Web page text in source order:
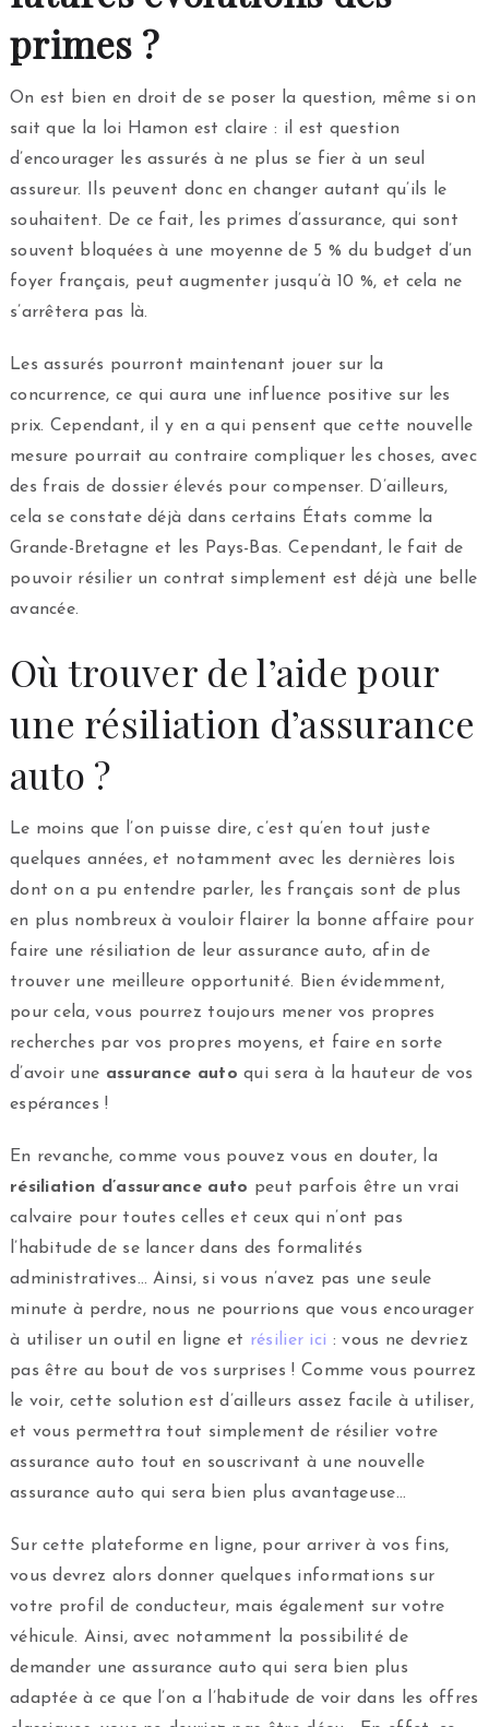
primes ?
On est bien en droit de se poser la question, même si on
sait que la loi Hamon est claire : il est question
d’encourager les assurés à ne plus se fier à un seul
assureur. Ils peuvent donc en changer autant qu’ils le
souhaitent. De ce fait, les primes d’assurance, qui sont
souvent bloquées à une moyenne de 5 % du budget d’un
foyer français, peut augmenter jusqu’à 10 %, et cela ne
s’arrêtera pas là.
Les assurés pourront maintenant jouer sur la
concurrence, ce qui aura une influence positive sur les
prix. Cependant, il y en a qui pensent que cette nouvelle
mesure pourrait au contraire compliquer les choses, avec
des frais de dossier élevés pour compenser. D’ailleurs,
cela se constate déjà dans certains États comme la
Grande-Bretagne et les Pays-Bas. Cependant, le fait de
pouvoir résilier un contrat simplement est déjà une belle
avancée.
Où trouver de l’aide pour
une résiliation d’assurance
auto ?
Le moins que l’on puisse dire, c’est qu’en tout juste
quelques années, et notamment avec les dernières lois
dont on a pu entendre parler, les français sont de plus
en plus nombreux à vouloir flairer la bonne affaire pour
faire une résiliation de leur assurance auto, afin de
trouver une meilleure opportunité. Bien évidemment,
pour cela, vous pourrez toujours mener vos propres
recherches par vos propres moyens, et faire en sorte
d’avoir une assurance auto qui sera à la hauteur de vos
espérances !
En revanche, comme vous pouvez vous en douter, la
résiliation d’assurance auto peut parfois être un vrai
calvaire pour toutes celles et ceux qui n’ont pas
l’habitude de se lancer dans des formalités
administratives… Ainsi, si vous n’avez pas une seule
minute à perdre, nous ne pourrions que vous encourager
à utiliser un outil en ligne et résilier ici : vous ne devriez
pas être au bout de vos surprises ! Comme vous pourrez
le voir, cette solution est d’ailleurs assez facile à utiliser,
et vous permettra tout simplement de résilier votre
assurance auto tout en souscrivant à une nouvelle
assurance auto qui sera bien plus avantageuse…
Sur cette plateforme en ligne, pour arriver à vos fins,
vous devrez alors donner quelques informations sur
votre profil de conducteur, mais également sur votre
véhicule. Ainsi, avec notamment la possibilité de
demander une assurance auto qui sera bien plus
adaptée à ce que l’on a l’habitude de voir dans les offres